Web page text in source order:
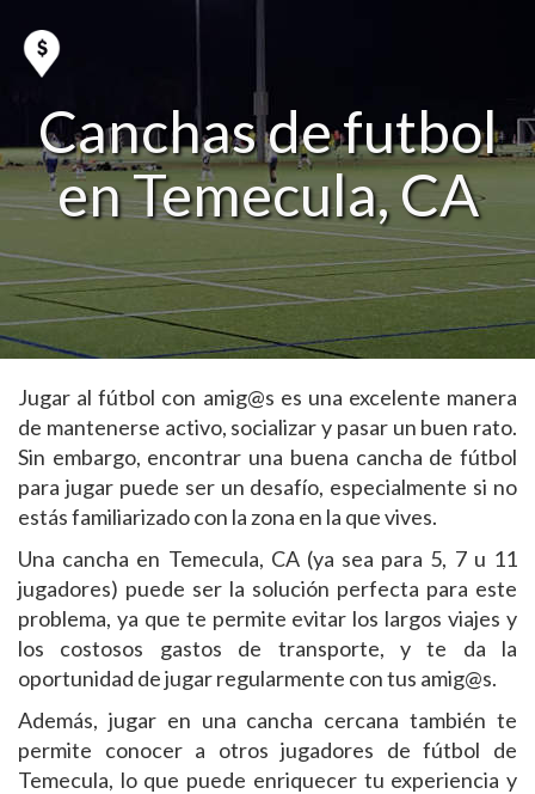
Canchas de futbol
en Temecula, CA
Jugar al fútbol con amig@s es una excelente manera
de mantenerse activo, socializar y pasar un buen rato.
Sin embargo, encontrar una buena cancha de fútbol
para jugar puede ser un desafío, especialmente si no
estás familiarizado con la zona en la que vives.
Una cancha en Temecula, CA (ya sea para 5, 7 u 11
jugadores) puede ser la solución perfecta para este
problema, ya que te permite evitar los largos viajes y
los costosos gastos de transporte, y te da la
oportunidad de jugar regularmente con tus amig@s.
Además, jugar en una cancha cercana también te
permite conocer a otros jugadores de fútbol de
Temecula, lo que puede enriquecer tu experiencia y